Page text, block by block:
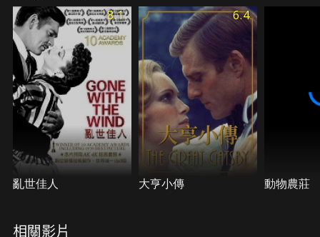
己是飛機設計師，他提出了一個建議，就是把還沒有
收到損壞的機翼從機身上拆卸下來，然後以它為基礎
造一個小型飛機，以便在他們的食物和水耗盡之前逃
出沙漠。不料在人合力重建飛機時，災難事件又一波
接一波地發生，一再打擊他們的信心，也引起了機長
與設計師之間的嚴重衝突…
8.1
亂世佳人
6.4
大亨小傳 動物農莊
相關影片